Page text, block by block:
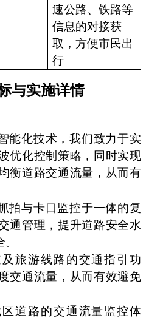
速公路、铁路等
信息的对接获
取，方便市民出
行
与实施详情
能化技术，我们致力于实
优化控制策略，同时实现
衡道路交通流量，从而有
拍与卡口监控于一体的复
通管理，提升道路安全水
旅游线路的交通指引功
交通流量，从而有效避免
道路的交通流量监控体